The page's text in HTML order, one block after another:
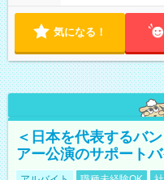
気になる！
＜日本を代表するバ
アー公演のサポート